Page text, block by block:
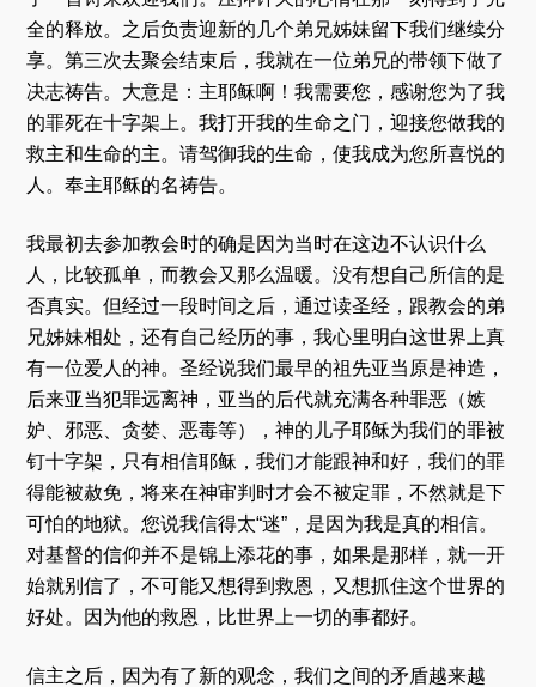
全的释放。之后负责迎新的几个弟兄姊妹留下我们继续分
享。第三次去聚会结束后，我就在一位弟兄的带领下做了
决志祷告。大意是：主耶稣啊！我需要您，感谢您为了我
的罪死在十字架上。我打开我的生命之门，迎接您做我的
救主和生命的主。请驾御我的生命，使我成为您所喜悦的
人。奉主耶稣的名祷告。
我最初去参加教会时的确是因为当时在这边不认识什么
人，比较孤单，而教会又那么温暖。没有想自己所信的是
否真实。但经过一段时间之后，通过读圣经，跟教会的弟
兄姊妹相处，还有自己经历的事，我心里明白这世界上真
有一位爱人的神。圣经说我们最早的祖先亚当原是神造，
后来亚当犯罪远离神，亚当的后代就充满各种罪恶（嫉
妒、邪恶、贪婪、恶毒等），神的儿子耶稣为我们的罪被
钉十字架，只有相信耶稣，我们才能跟神和好，我们的罪
得能被赦免，将来在神审判时才会不被定罪，不然就是下
可怕的地狱。您说我信得太“迷”，是因为我是真的相信。
对基督的信仰并不是锦上添花的事，如果是那样，就一开
始就别信了，不可能又想得到救恩，又想抓住这个世界的
好处。因为他的救恩，比世界上一切的事都好。
信主之后，因为有了新的观念，我们之间的矛盾越来越